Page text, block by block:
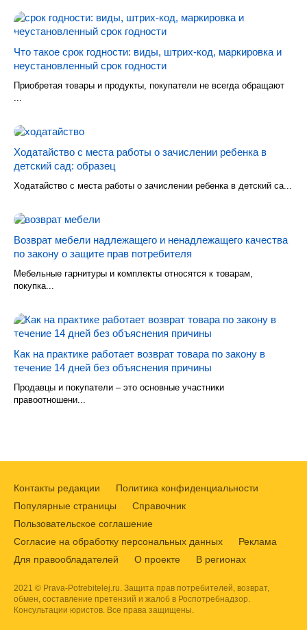
Что такое срок годности: виды, штрих-код, маркировка и
неустановленный срок годности
Приобретая товары и продукты, покупатели не всегда обращают
...
Ходатайство с места работы о зачислении ребенка в
детский сад: образец
Ходатайство с места работы о зачислении ребенка в детский са...
Возврат мебели надлежащего и ненадлежащего качества
по закону о защите прав потребителя
Мебельные гарнитуры и комплекты относятся к товарам,
покупка...
Как на практике работает возврат товара по закону в
течение 14 дней без объяснения причины
Продавцы и покупатели – это основные участники
правоотношени...
Контакты редакции
Политика конфиденциальности
Популярные страницы
Справочник
Пользовательское соглашение
Согласие на обработку персональных данных
Реклама
Для правообладателей
О проекте В регионах
2021 © Prava-Potrebitelej.ru. Защита прав потребителей, возврат,
обмен, составление претензий и жалоб в Роспотребнадзор.
Консультации юристов. Все права защищены.